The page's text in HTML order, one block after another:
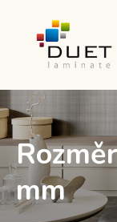
mm